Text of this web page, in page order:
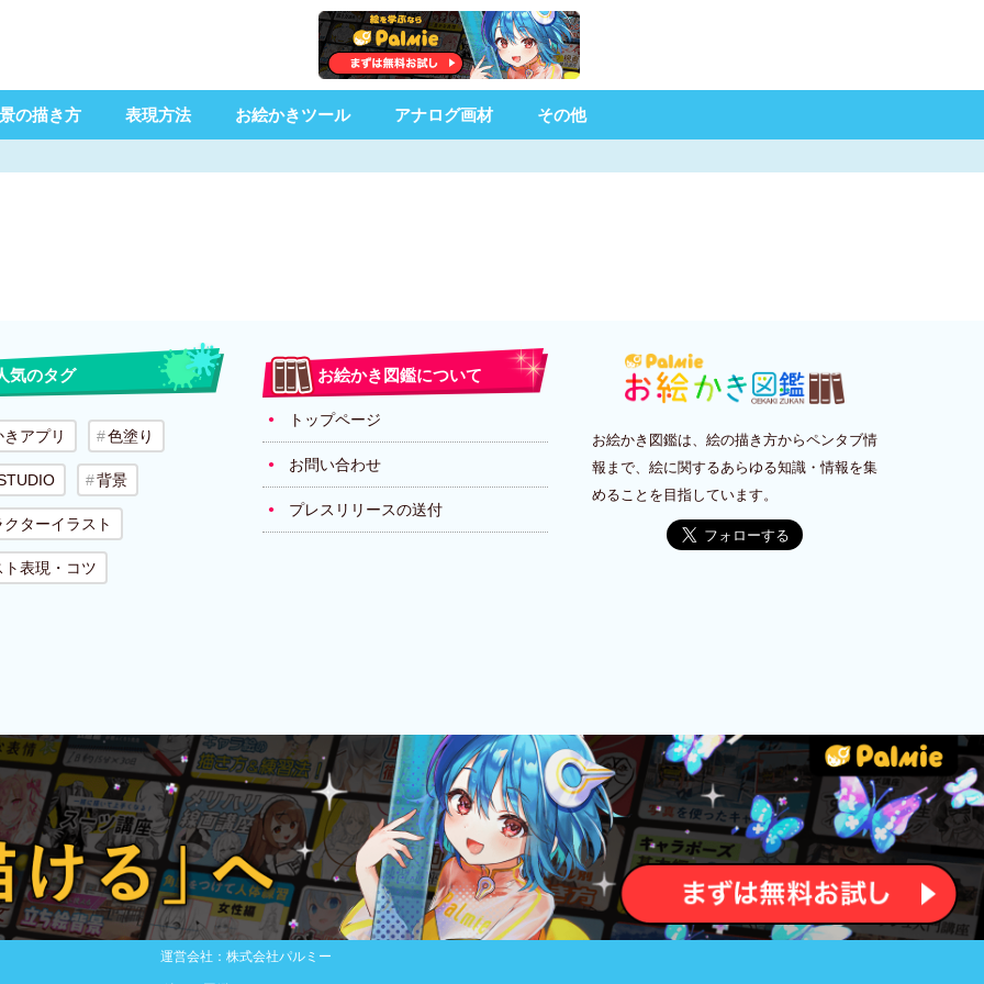
の描き方 表現方法 お絵かきツール アナログ画材 その他
気のタグ
アプリ 色塗り
背景
ターイラスト
ト表現・コツ
お絵かき図鑑について
トップページ
お問い合わせ
プレスリリースの送付
お絵かき図鑑は、絵の描き方からペンタブ情
報まで、絵に関するあらゆる知識・情報を集
めることを目指しています。
運営会社：株式会社パルミー